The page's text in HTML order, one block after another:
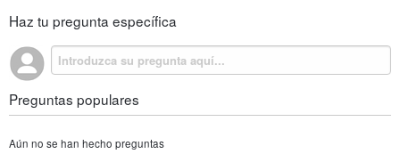
Haz tu pregunta específica
Preguntas populares
Aún no se han hecho preguntas